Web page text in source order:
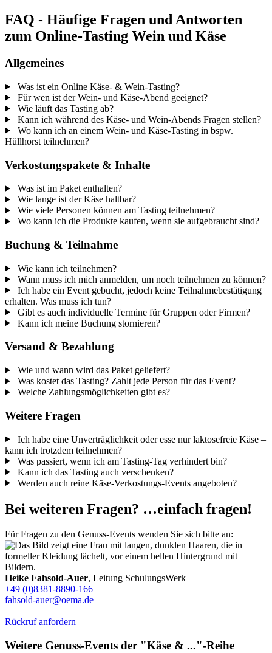
FAQ - Häufige Fragen und Antworten
zum Online-Tasting Wein und Käse
Allgemeines
Was ist ein Online Käse- & Wein-Tasting?
Für wen ist der Wein- und Käse-Abend geeignet?
Wie läuft das Tasting ab?
Kann ich während des Käse- und Wein-Abends Fragen stellen?
Wo kann ich an einem Wein- und Käse-Tasting in bspw.
Hüllhorst teilnehmen?
Verkostungspakete & Inhalte
Was ist im Paket enthalten?
Wie lange ist der Käse haltbar?
Wie viele Personen können am Tasting teilnehmen?
Wo kann ich die Produkte kaufen, wenn sie aufgebraucht sind?
Buchung & Teilnahme
Wie kann ich teilnehmen?
Wann muss ich mich anmelden, um noch teilnehmen zu können?
Ich habe ein Event gebucht, jedoch keine Teilnahmebestätigung
erhalten. Was muss ich tun?
Gibt es auch individuelle Termine für Gruppen oder Firmen?
Kann ich meine Buchung stornieren?
Versand & Bezahlung
Wie und wann wird das Paket geliefert?
Was kostet das Tasting? Zahlt jede Person für das Event?
Welche Zahlungsmöglichkeiten gibt es?
Weitere Fragen
Ich habe eine Unverträglichkeit oder esse nur laktosefreie Käse –
kann ich trotzdem teilnehmen?
Was passiert, wenn ich am Tasting-Tag verhindert bin?
Kann ich das Tasting auch verschenken?
Werden auch reine Käse-Verkostungs-Events angeboten?
Bei weiteren Fragen? …einfach fragen!
Für Fragen zu den Genuss-Events wenden Sie sich bitte an:
Heike Fahsold-Auer, Leitung SchulungsWerk
+49 (0)8381-8890-166
fahsold-auer@oema.de
Rückruf anfordern
Weitere Genuss-Events der "Käse & ..."-Reihe